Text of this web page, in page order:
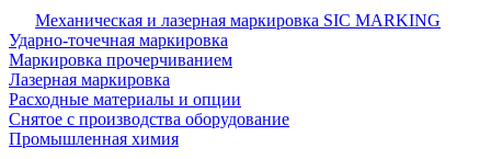
Механическая и лазерная маркировка SIC MARKING
Ударно-точечная маркировка
Маркировка прочерчиванием
Лазерная маркировка
Расходные материалы и опции
Снятое с производства оборудование
Промышленная химия